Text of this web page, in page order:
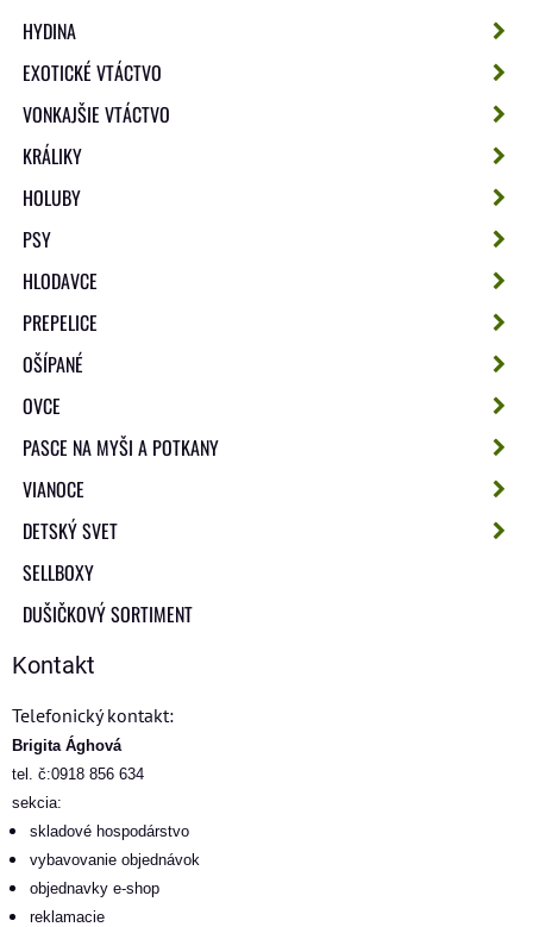
HYDINA
EXOTICKÉ VTÁCTVO
VONKAJŠIE VTÁCTVO
KRÁLIKY
HOLUBY
PSY
HLODAVCE
PREPELICE
OŠÍPANÉ
OVCE
PASCE NA MYŠI A POTKANY
VIANOCE
DETSKÝ SVET
SELLBOXY
DUŠIČKOVÝ SORTIMENT
Kontakt
Telefonický kontakt:
Brigita Ághová
tel. č:0918 856 634
sekcia:
skladové hospodárstvo
vybavovanie objednávok
objednavky e-shop
reklamacie